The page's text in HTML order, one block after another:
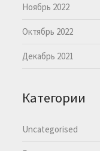
Ноябрь 2022
Октябрь 2022
Декабрь 2021
Категории
Uncategorised